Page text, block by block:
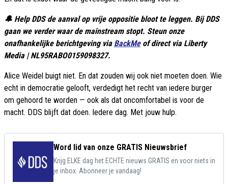
🔔 Help DDS de aanval op vrije oppositie bloot te leggen. Bij DDS
gaan we verder waar de mainstream stopt. Steun onze
onafhankelijke berichtgeving via BackMeof direct via Liberty
Media | NL95RABO0159098327.
Alice Weidel buigt niet. En dat zouden wij ook niet moeten doen. Wie
echt in democratie gelooft, verdedigt het recht van iedere burger
om gehoord te worden — ook als dat oncomfortabel is voor de
macht. DDS blijft dat doen. Iedere dag. Met jouw hulp.
Word lid van onze GRATIS Nieuwsbrief
Krijg ELKE dag het ECHTE nieuws GRATIS en voor niets in
je inbox. Abonneer je vandaag!